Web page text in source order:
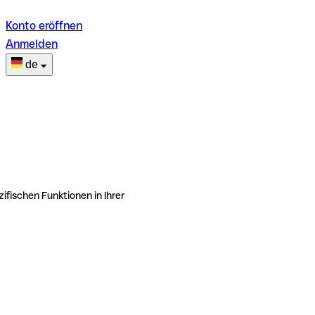
Konto eröffnen
Anmelden
de
Funktionen in Ihrer